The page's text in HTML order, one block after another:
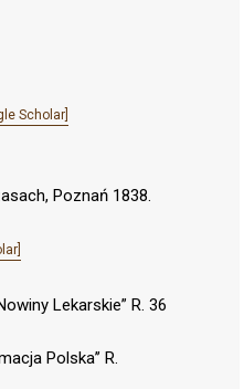
Scholar]
Poznań 1838.
Lekarskie” R. 36
Polska’’ R.